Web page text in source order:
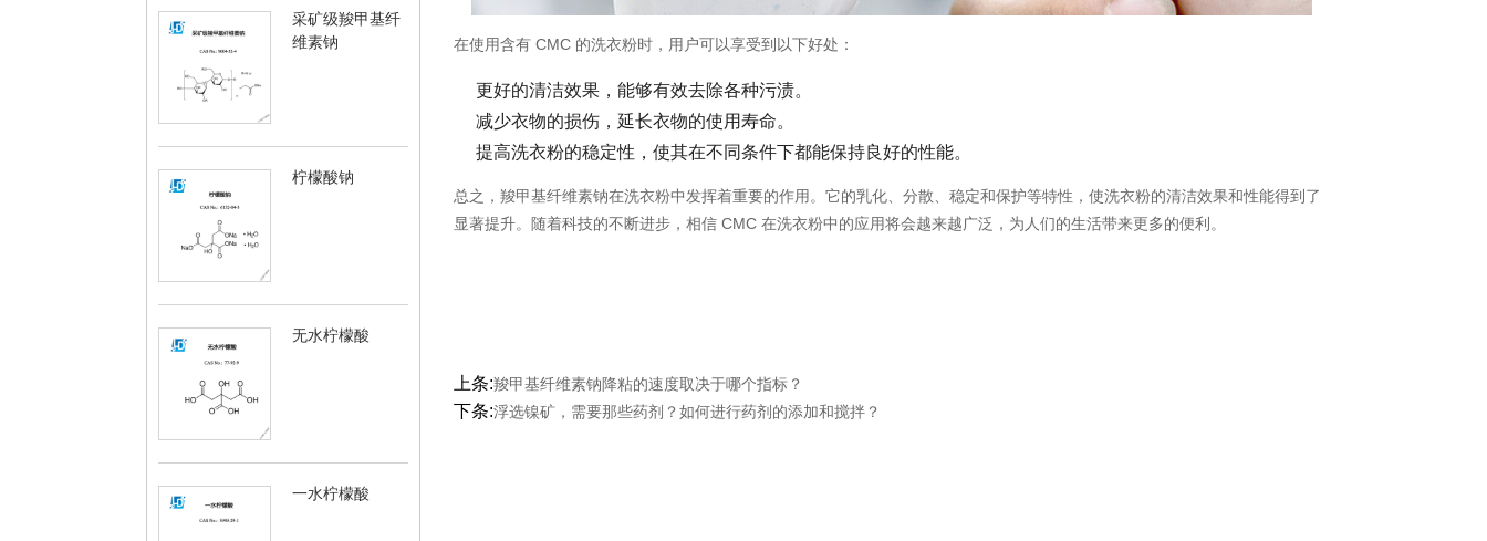
采矿级羧甲基纤
维素钠
柠檬酸钠
无水柠檬酸
一水柠檬酸
在使用含有 CMC 的洗衣粉时，用户可以享受到以下好处：
更好的清洁效果，能够有效去除各种污渍。
减少衣物的损伤，延长衣物的使用寿命。
提高洗衣粉的稳定性，使其在不同条件下都能保持良好的性能。
总之，羧甲基纤维素钠在洗衣粉中发挥着重要的作用。它的乳化、分散、稳定和保护等特性，使洗衣粉的清洁效果和性能得到了
显著提升。随着科技的不断进步，相信 CMC 在洗衣粉中的应用将会越来越广泛，为人们的生活带来更多的便利。
上条:羧甲基纤维素钠降粘的速度取决于哪个指标？
下条:浮选镍矿，需要那些药剂？如何进行药剂的添加和搅拌？